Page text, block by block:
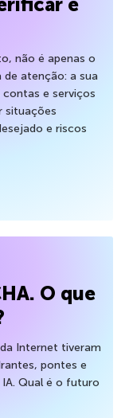
não é apenas o
atenção: a sua
contas e serviços
situações
e riscos
O que
Internet tiveram
pontes e
Qual é o futuro